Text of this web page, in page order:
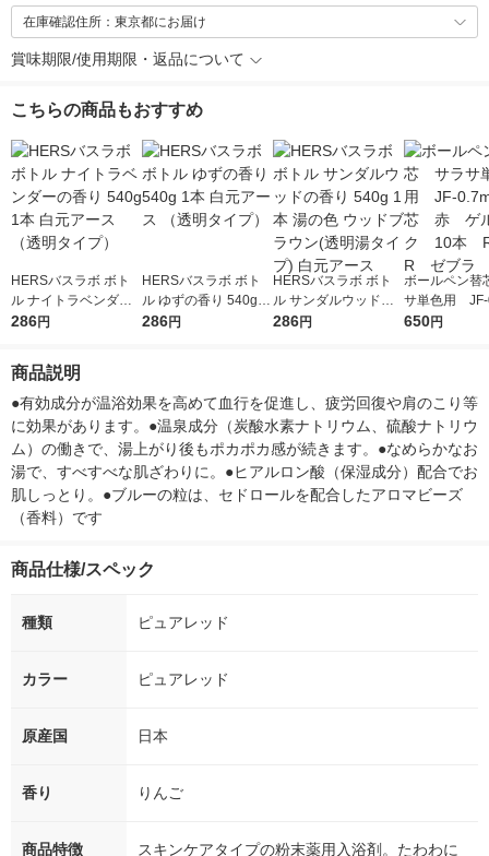
在庫確認住所：東京都にお届け
賞味期限/使用期限・返品について
こちらの商品もおすすめ
HERSバスラボ ボト
ル ナイトラベンダー
の香り 540g 1本 白元
286円
HERSバスラボ ボト
ル ゆずの香り 540g 1
本 白元アース （透明
286円
HERSバスラボ ボト
ル サンダルウッドの
香り 540g 1本 湯の色
286円
ボールペン
サ単色用 JF-
芯 赤 ゲル
650円
商品説明
●有効成分が温浴効果を高めて血行を促進し、疲労回復や肩のこり等
に効果があります。●温泉成分（炭酸水素ナトリウム、硫酸ナトリウ
ム）の働きで、湯上がり後もポカポカ感が続きます。●なめらかなお
湯で、すべすべな肌ざわりに。●ヒアルロン酸（保湿成分）配合でお
肌しっとり。●ブルーの粒は、セドロールを配合したアロマビーズ
（香料）です
商品仕様/スペック
種類 ピュアレッド
カラー ピュアレッド
原産国 日本
香り りんご
商品特徴 スキンケアタイプの粉末薬用入浴剤。たわわに